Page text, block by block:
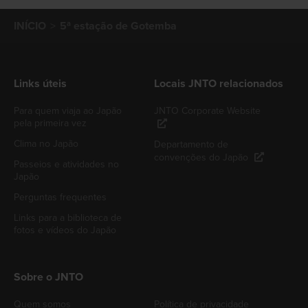
Links úteis Locais JNTO relacionados
Sobre o JNTO